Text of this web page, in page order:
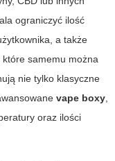
ograniczyć ilość
a także
samemu można
nie tylko klasyczne
vape boxy,
oraz ilości